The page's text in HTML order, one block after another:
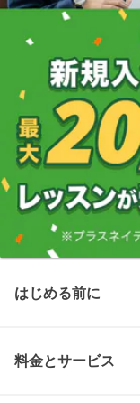
はじめる前に
料金とサービス